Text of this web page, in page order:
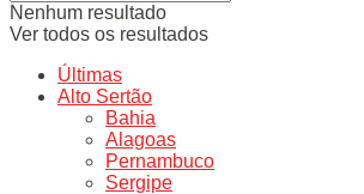
Nenhum resultado
Ver todos os resultados
Últimas
Alto Sertão
Bahia
Alagoas
Pernambuco
Sergipe